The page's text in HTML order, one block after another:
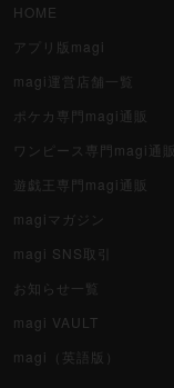
HOME
アプリ版magi
magi運営店舗一覧
ポケカ専門magi通販
ワンピース専門magi通販
遊戯王専門magi通販
magiマガジン
magi SNS取引
お知らせ一覧
magi VAULT
magi（英語版）